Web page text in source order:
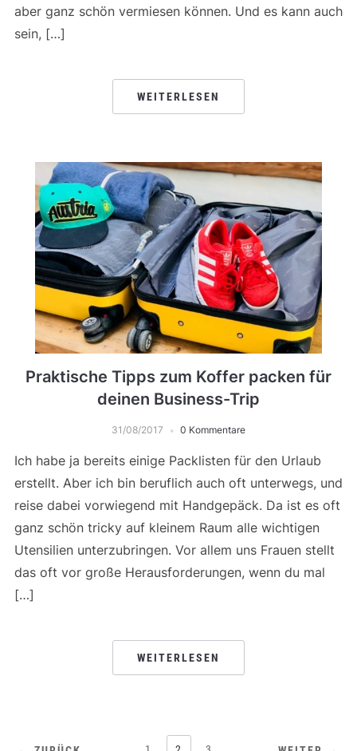
aber ganz schön vermiesen können. Und es kann auch
sein, […]
WEITERLESEN
Praktische Tipps zum Koffer packen für
deinen Business-Trip
31/08/2017 0 Kommentare
Ich habe ja bereits einige Packlisten für den Urlaub
erstellt. Aber ich bin beruflich auch oft unterwegs, und
reise dabei vorwiegend mit Handgepäck. Da ist es oft
ganz schön tricky auf kleinem Raum alle wichtigen
Utensilien unterzubringen. Vor allem uns Frauen stellt
das oft vor große Herausforderungen, wenn du mal
[…]
WEITERLESEN